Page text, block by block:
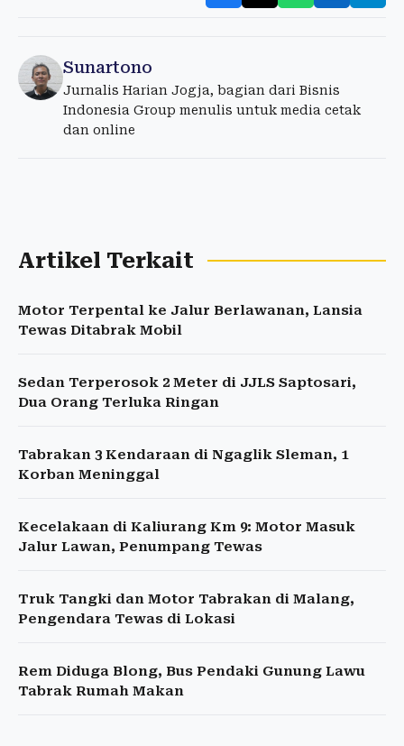
Sunartono
Jurnalis Harian Jogja, bagian dari Bisnis
Indonesia Group menulis untuk media cetak
dan online
Artikel Terkait
Motor Terpental ke Jalur Berlawanan, Lansia
Tewas Ditabrak Mobil
Sedan Terperosok 2 Meter di JJLS Saptosari,
Dua Orang Terluka Ringan
Tabrakan 3 Kendaraan di Ngaglik Sleman, 1
Korban Meninggal
Kecelakaan di Kaliurang Km 9: Motor Masuk
Jalur Lawan, Penumpang Tewas
Truk Tangki dan Motor Tabrakan di Malang,
Pengendara Tewas di Lokasi
Rem Diduga Blong, Bus Pendaki Gunung Lawu
Tabrak Rumah Makan